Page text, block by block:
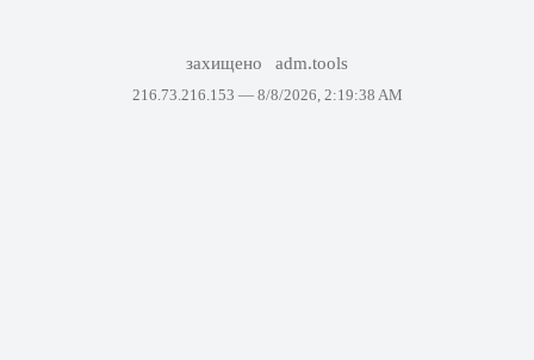
захищено adm.tools
216.73.216.153 — 8/8/2026, 2:19:38 AM